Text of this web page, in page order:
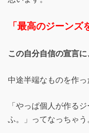
「最高のジーンズ
この自分自信の宣言に
中途半端なものを作っ
「やっぱ個人が作る
ふ。」ってなっちゃう